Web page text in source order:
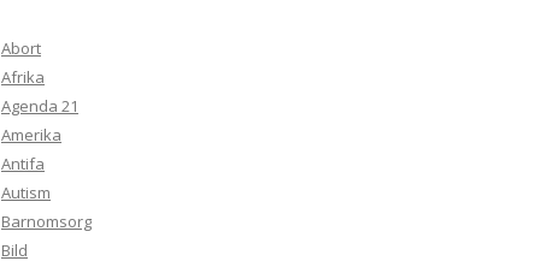
Abort
Afrika
Agenda 21
Amerika
Antifa
Autism
Barnomsorg
Bild